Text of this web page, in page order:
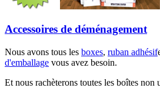
Accessoires de déménagement
Nous avons tous les boxes, ruban adhésif
d'emballage vous avez besoin.
Et nous rachèterons toutes les boîtes non